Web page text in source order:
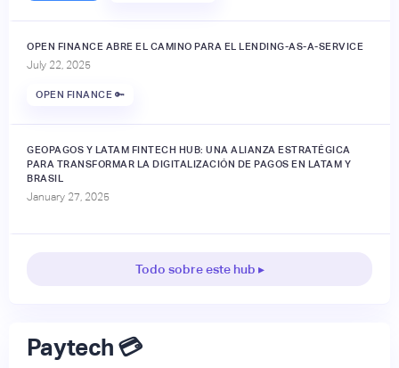
OPEN FINANCE ABRE EL CAMINO PARA EL LENDING-AS-A-SERVICE
July 22, 2025
OPEN FINANCE 🔑
GEOPAGOS Y LATAM FINTECH HUB: UNA ALIANZA ESTRATÉGICA
PARA TRANSFORMAR LA DIGITALIZACIÓN DE PAGOS EN LATAM Y
BRASIL
January 27, 2025
Todo sobre este hub ▸
Paytech 💳